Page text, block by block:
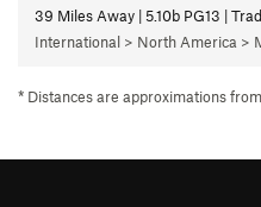
39 Miles Away | 5.10b PG13 |
* Distances are approximations